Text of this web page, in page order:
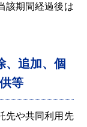
該期間経過後は
、追加、個
等
先や共同利用先